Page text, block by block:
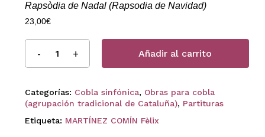
Rapsòdia de Nadal (Rapsodia de Navidad)
23,00€
Añadir al carrito
Categorías: Cobla sinfónica, Obras para cobla
(agrupación tradicional de Cataluña), Partituras
Etiqueta: MARTÍNEZ COMÍN Fèlix